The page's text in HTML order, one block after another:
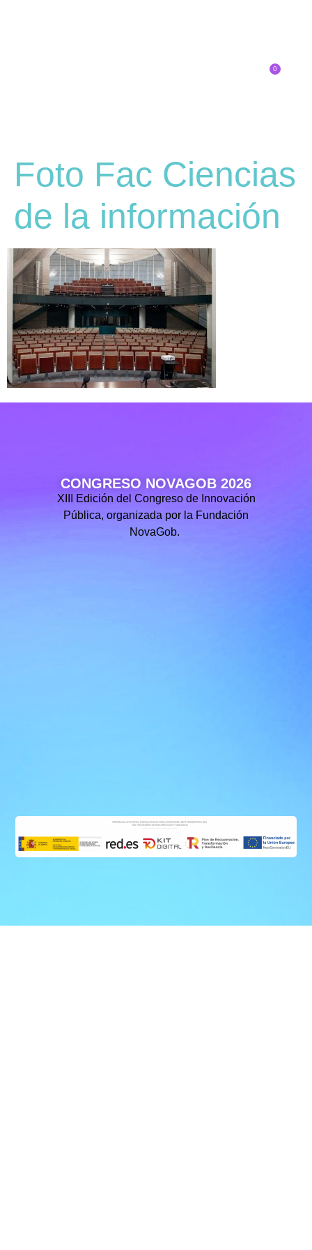
0
Foto Fac Ciencias
de la información
CONGRESO NOVAGOB 2026
XIII Edición del Congreso de Innovación
Pública, organizada por la Fundación
NovaGob.